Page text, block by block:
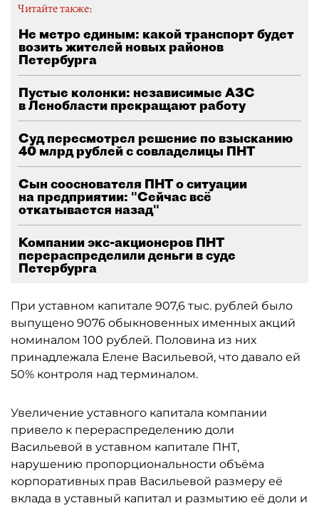
Читайте также:
Не метро единым: какой транспорт будет
возить жителей новых районов
Петербурга
Пустые колонки: независимые АЗС
в Ленобласти прекращают работу
Суд пересмотрел решение по взысканию
40 млрд рублей с совладелицы ПНТ
Сын сооснователя ПНТ о ситуации
на предприятии: "Сейчас всё
откатывается назад"
Компании экс-акционеров ПНТ
перераспределили деньги в суде
Петербурга
При уставном капитале 907,6 тыс. рублей было
выпущено 9076 обыкновенных именных акций
номиналом 100 рублей. Половина из них
принадлежала Елене Васильевой, что давало ей
50% контроля над терминалом.
Увеличение уставного капитала компании
привело к перераспределению доли
Васильевой в уставном капитале ПНТ,
нарушению пропорциональности объёма
корпоративных прав Васильевой размеру её
вклада в уставный капитал и размытию её доли и